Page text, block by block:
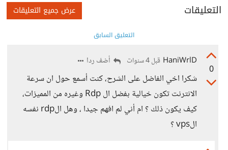
التعليقات عرض جميع التعليقات
التعليق السابق
0
HaniWrlD قبل 4 سنوات أضف ردا
شكرا اخي الفاضل على الشرح، كنت أسمع حول ان سرعة
الانترنت تكون خيالية بفضل ال Rdp وغيره من المميزات،
كيف يكون ذلك ؟ ام أني لم افهم جيدا ، وهل الrdp نفسه
الvps ؟